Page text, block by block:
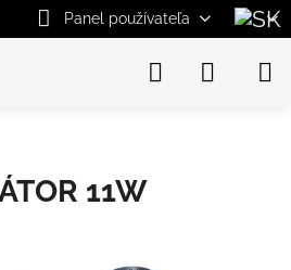
Panel používateľa
11W